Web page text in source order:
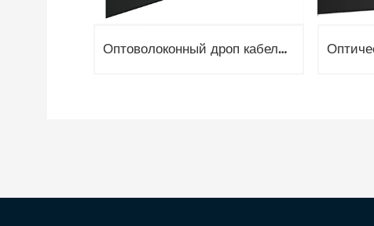
Оптоволоконный дроп кабель, 1 волокно G657, 1,5кН, стальная проволока OPT-GJXH